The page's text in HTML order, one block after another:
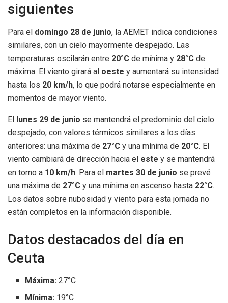
siguientes
Para el domingo 28 de junio, la AEMET indica condiciones
similares, con un cielo mayormente despejado. Las
temperaturas oscilarán entre 20°C de mínima y 28°C de
máxima. El viento girará al oeste y aumentará su intensidad
hasta los 20 km/h, lo que podrá notarse especialmente en
momentos de mayor viento.
El lunes 29 de junio se mantendrá el predominio del cielo
despejado, con valores térmicos similares a los días
anteriores: una máxima de 27°C y una mínima de 20°C. El
viento cambiará de dirección hacia el este y se mantendrá
en torno a 10 km/h. Para el martes 30 de junio se prevé
una máxima de 27°C y una mínima en ascenso hasta 22°C.
Los datos sobre nubosidad y viento para esta jornada no
están completos en la información disponible.
Datos destacados del día en
Ceuta
Máxima: 27°C
Mínima: 19°C